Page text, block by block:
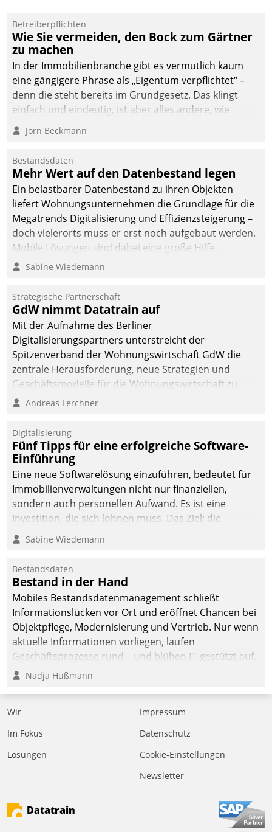
dafür ein Team
bestehend aus
Wohnungsunternehmen
und PropTech.
Betreiberpflichten
Wie Sie vermeiden, den Bock zum Gärtner
zu machen
In der Immobilienbranche gibt es vermutlich kaum
eine gängigere Phrase als „Eigentum verpflichtet“ –
denn die steht bereits im Grundgesetz. Das klingt
einfach und eindeutig, ist aber alles andere, wie
Branchenbeschäftigte wissen. Denn mit der
Verantwortung folgen Verpflichtungen.
Jörn Beckmann
Bestandsdaten
Mehr Wert auf den Datenbestand legen
Ein belastbarer Datenbestand zu ihren Objekten
liefert Wohnungsunternehmen die Grundlage für die
Megatrends Digitalisierung und Effizienzsteigerung –
doch vielerorts muss er erst noch aufgebaut werden.
Mobile Lösungen sind dabei eine große Hilfe.
Sabine Wiedemann
Strategische Partnerschaft
GdW nimmt Datatrain auf
Mit der Aufnahme des Berliner
Digitalisierungspartners unterstreicht der
Spitzenverband der Wohnungswirtschaft GdW die
zentrale Herausforderung, neue Strategien und
Geschäftsmodelle für die Wohnungswirtschaft zu
entwickeln.
Andreas Lerchner
Digitalisierung
Fünf Tipps für eine erfolgreiche Software-
Einführung
Eine neue Softwarelösung einzuführen, bedeutet für
Immobilienverwaltungen nicht nur finanziellen,
sondern auch personellen Aufwand. Es ist eine
Investition, die sich lohnen muss. Das Ziel: die
nachhaltige Optimierung der Geschäftsabläufe. Damit
dieses Ziel erreicht wird, sollten einige Grundregeln
Sabine Wiedemann
Bestandsdaten
Bestand in der Hand
Mobiles Bestandsdatenmanagement schließt
Informationslücken vor Ort und eröffnet Chancen bei
Objektpflege, Modernisierung und Vertrieb. Nur wenn
aktuelle Informationen vorliegen, laufen
Geschäftsprozesse rund – und blühen IT-gestützt auf.
Nadja Hußmann
Wir
Im Fokus
Lösungen
Impressum
Datenschutz
Cookie-Einstellungen
Newsletter
Datatrain